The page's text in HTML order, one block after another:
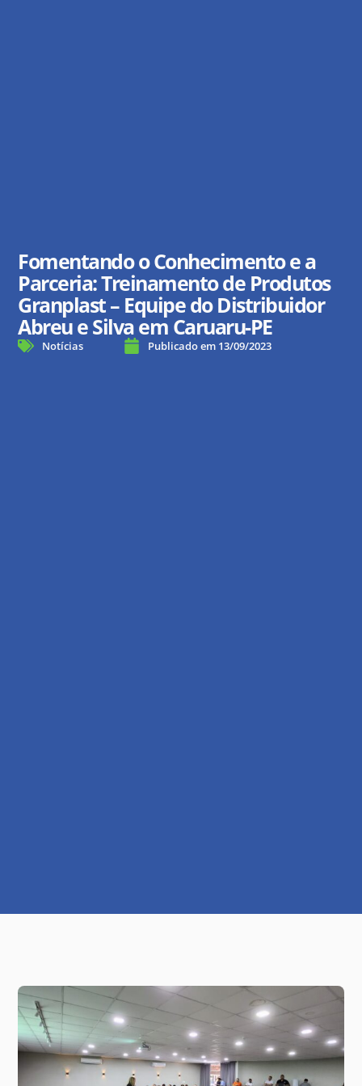
Fomentando o Conhecimento e a
Parceria: Treinamento de Produtos
Granplast – Equipe do Distribuidor
Abreu e Silva em Caruaru-PE
Notícias Publicado em 13/09/2023